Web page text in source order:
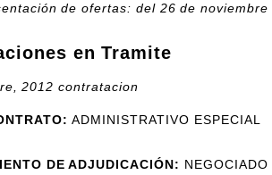
de ofertas: del 26 de noviembre
en Tramite
2012 contratacion
ADMINISTRATIVO ESPECIAL
DE ADJUDICACIÓN: